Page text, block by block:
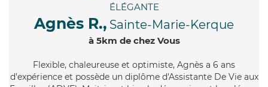
ÉLÉGANTE
Agnès R., Sainte-Marie-Kerque
à 5km de chez Vous
Flexible, chaleureuse et optimiste, Agnès a 6 ans
d'expérience et possède un diplôme d'Assistante De Vie aux